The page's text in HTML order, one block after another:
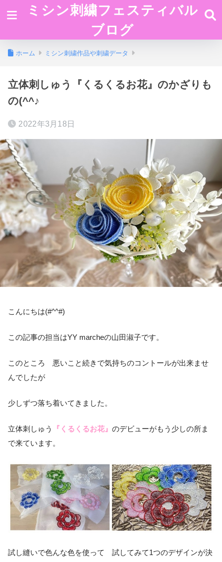
ミシン刺繍フェスティバル
ブログ
ホーム ミシン刺繍作品や刺繍データ
立体刺しゅう『くるくるお花』のかざりも
の(^^♪
2022年3月18日
こんにちは(#^^#)
この記事の担当はYY marcheの山田淑子です。
このところ 悪いこと続きで気持ちのコントールが出来ませ
んでしたが
少しずつ落ち着いてきました。
立体刺しゅう 『くるくるお花』 のデビューがもう少しの所ま
で来ています。
試し縫いで色んな色を使って 試してみて1つのデザインが決